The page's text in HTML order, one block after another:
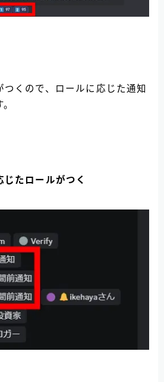
つくので、ロールに応じた通知
じたロールがつく